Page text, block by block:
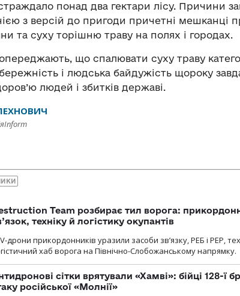
понад два гектари лісу. Причини
з версій до пригоди причетні мешканці
та суху торішню траву на полях і городах.
що спалювати суху траву
і людська байдужість щороку
людей і збитків державі.
Team розбирає тил ворога:
техніку й логістику окупантів
дрони прикордонників уразили засоби зв’язку, РЕБ і РЕР,
хаб ворога на Північно-Слобожанському напрямку.
сітки врятували «Хамві»: бійці 128-ї
російської «Молнії»